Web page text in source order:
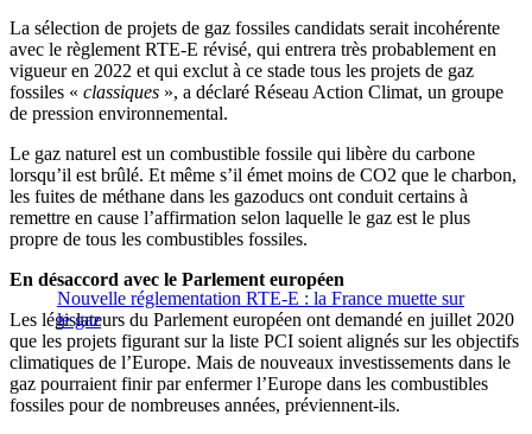
La sélection de projets de gaz fossiles candidats serait incohérente
avec le règlement RTE-E révisé, qui entrera très probablement en
vigueur en 2022 et qui exclut à ce stade tous les projets de gaz
fossiles « classiques », a déclaré Réseau Action Climat, un groupe
de pression environnemental.
Le gaz naturel est un combustible fossile qui libère du carbone
lorsqu’il est brûlé. Et même s’il émet moins de CO2 que le charbon,
les fuites de méthane dans les gazoducs ont conduit certains à
remettre en cause l’affirmation selon laquelle le gaz est le plus
propre de tous les combustibles fossiles.
Nouvelle réglementation RTE-E : la France muette sur
le gaz
En désaccord avec le Parlement européen
Les législateurs du Parlement européen ont demandé en juillet 2020
que les projets figurant sur la liste PCI soient alignés sur les objectifs
climatiques de l’Europe. Mais de nouveaux investissements dans le
gaz pourraient finir par enfermer l’Europe dans les combustibles
fossiles pour de nombreuses années, préviennent-ils.